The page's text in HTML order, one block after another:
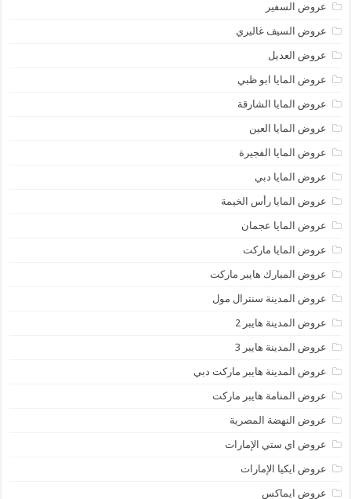
عروض السفير
عروض السيف غاليري
عروض العديل
عروض المايا ابو ظبي
عروض المايا الشارقة
عروض المايا العين
عروض المايا الفجيرة
عروض المايا دبي
عروض المايا رأس الخيمة
عروض المايا عجمان
عروض المايا ماركت
عروض المبارك هايبر ماركت
عروض المدينة سنترال مول
عروض المدينة هايبر 2
عروض المدينة هايبر 3
عروض المدينة هايبر ماركت دبي
عروض المنامة هايبر ماركت
عروض النهضة المصرية
عروض اي ستي الإمارات
عروض ايكيا الإمارات
عروض ايماكس